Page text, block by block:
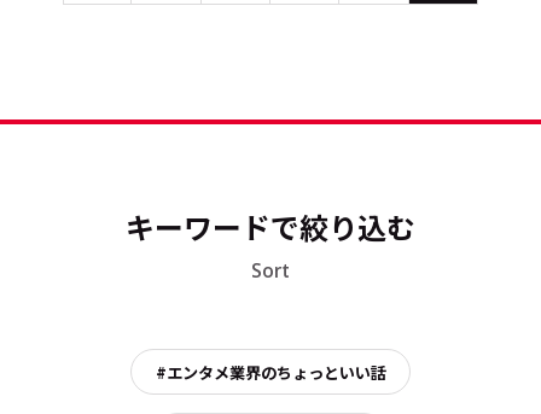
キーワードで絞り込む
Sort
#エンタメ業界のちょっといい話